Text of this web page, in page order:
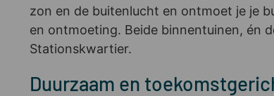
zon en de buitenlucht en ontmoet je je
en ontmoeting. Beide binnentuinen, én
Stationskwartier.
Duurzaam en